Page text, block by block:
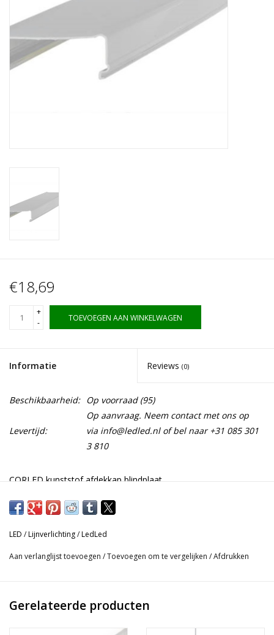
€18,69
+
-
TOEVOEGEN AAN WINKELWAGEN
Informatie Reviews (0)
Beschikbaarheid: Op voorraad(95)
Levertijd:
Op aanvraag. Neem contact met ons op
via info@ledled.nlof bel naar +31 085 301
3 810
CORLED kunststof afdekkap blindplaat.
Download specificaties hier:
LED /Lijnverlichting/LedLed
Aan verlanglijst toevoegen /Toevoegen om te vergelijken /Afdrukken
Gerelateerde producten